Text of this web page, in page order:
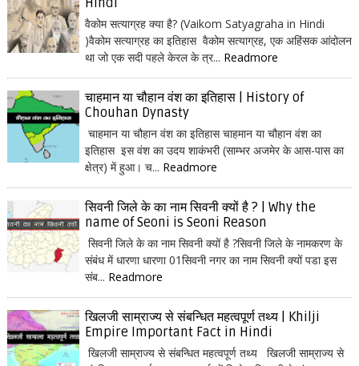
Hindi
वैकोम सत्याग्रह क्या है? (Vaikom Satyagraha in Hindi
)वैकोम सत्याग्रह का इतिहास वैकोम सत्याग्रह, एक अहिंसक आंदोलन
था जो एक सदी पहले केरल के त्र... Readmore
चाहमान या चौहान वंश का इतिहास | History of
Chouhan Dynasty
चाहमान या चौहान वंश का इतिहास चाहमान या चौहान वंश का
इतिहास इस वंश का उदय शाकंभरी (साम्भर अजमेर के आस-पास का
क्षेत्र) में हुआ। च... Readmore
सिवनी जिले के का नाम सिवनी क्यों है ? | Why the
name of Seoni is Seoni Reason
सिवनी जिले के का नाम सिवनी क्यों है ?सिवनी जिले के नामकरण के
संबंध में धारणा धारणा 01सिवनी नगर का नाम सिवनी क्यों पडा इस
संब... Readmore
खिलजी साम्राज्य से संबन्धित महत्वपूर्ण तथ्य | Khilji
Empire Important Fact in Hindi
खिलजी साम्राज्य से संबन्धित महत्वपूर्ण तथ्य खिलजी साम्राज्य से